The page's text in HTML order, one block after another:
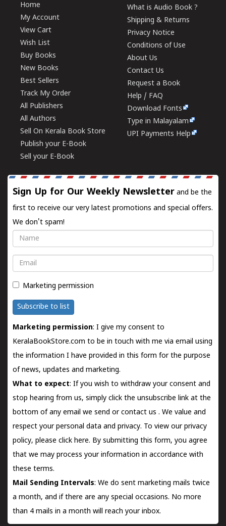
Home
My Account
View Cart
Wish List
Buy Books
New Books
Best Sellers
Track My Order
All Publishers
All Authors
Sell On Kerala Book Store
Publish your E-Book
Sell your E-Book
What is Audio Book ?
Shipping & Returns
Privacy Notice
Conditions of Use
About Us
Contact Us
Request a Book
Help / FAQ
Download Fonts
Type in Malayalam
UPI Payments Help
Sign Up for Our Weekly Newsletter and be the
first to receive our very latest promotions and special offers.
We don't spam!
Name
Email
Marketing permission
Subscribe to list
Marketing permission: I give my consent to
KeralaBookStore.com to be in touch with me via email using
the information I have provided in this form for the purpose
of news, updates and marketing.
What to expect: If you wish to withdraw your consent and
stop hearing from us, simply click the unsubscribe link at the
bottom of any email we send orcontact us . We value and
respect your personal data and privacy. To view our privacy
policy, please click here. By submitting this form, you agree
that we may process your information in accordance with
these terms.
Mail Sending Intervals: We do sent marketing mails twice
a month, and if there are any special occasions. No more
than 4 mails in a month will reach your inbox.